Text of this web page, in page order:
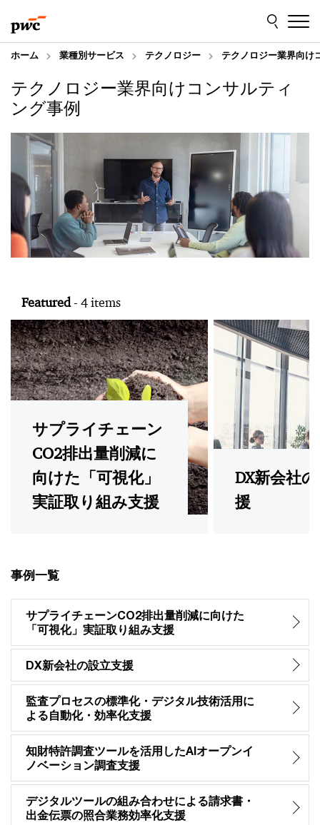
to
content
to
footer
ホーム 業種別サービス テクノロジー テクノロジー業界向け
テクノロジー業界向けコンサルティ
ング事例
Featured- 4 items
サプライチェーン
CO2排出量削減に
向けた「可視化」
実証取り組み支援
DX新会社
援
事例一覧
サプライチェーンCO2排出量削減に向けた
「可視化」実証取り組み支援
DX新会社の設立支援
監査プロセスの標準化・デジタル技術活用に
よる自動化・効率化支援
知財特許調査ツールを活用したAIオープンイ
ノベーション調査支援
デジタルツールの組み合わせによる請求書・
出金伝票の照合業務効率化支援